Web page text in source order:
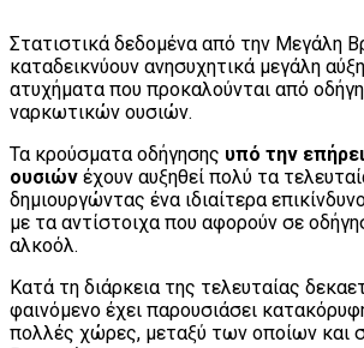
Στατιστικά δεδομένα από την Μεγάλη
καταδεικνύουν ανησυχητικά μεγάλη
ατυχήματα που προκαλούνται από
ναρκωτικών ουσιών.
Τα κρούσματα οδήγησης υπό την
ουσιών έχουν αυξηθεί πολύ τα
δημιουργώντας ένα ιδιαίτερα
με τα αντίστοιχα που αφορούν σε
αλκοόλ.
Κατά τη διάρκεια της τελευταίας
φαινόμενο έχει παρουσιάσει
πολλές χώρες, μεταξύ των οποίων και